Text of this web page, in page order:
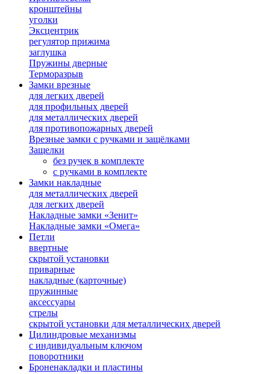
кронштейны
уголки
Эксцентрик
регулятор прижима
заглушка
Пружины дверные
Терморазрыв
Замки врезные
для легких дверей
для профильных дверей
для металлических дверей
для противопожарных дверей
Врезные замки с ручками и защёлками
Защелки
без ручек в комплекте
с ручками в комплекте
Замки накладные
для металлических дверей
для легких дверей
Накладные замки «Зенит»
Накладные замки «Омега»
Петли
ввертные
скрытой установки
приварные
накладные (карточные)
пружинные
аксессуары
стрелы
скрытой установки для металлических дверей
Цилиндровые механизмы
с индивидуальным ключом
поворотники
Броненакладки и пластины